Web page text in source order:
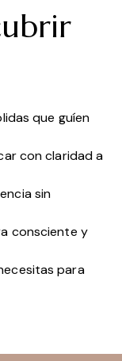
que guíen
con claridad a
sin
consciente y
para